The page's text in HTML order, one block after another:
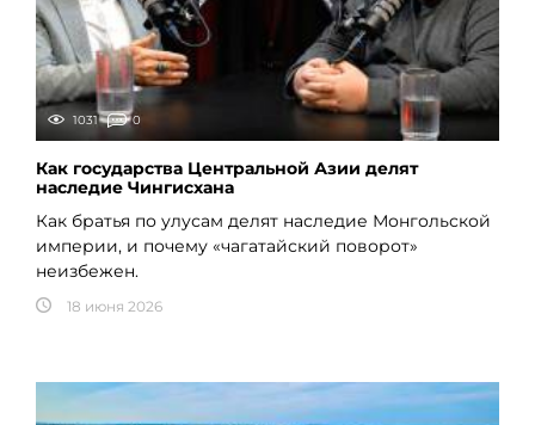
1031 0
Как государства Центральной Азии делят
наследие Чингисхана
Как братья по улусам делят наследие Монгольской
империи, и почему «чагатайский поворот»
неизбежен.
18 июня 2026